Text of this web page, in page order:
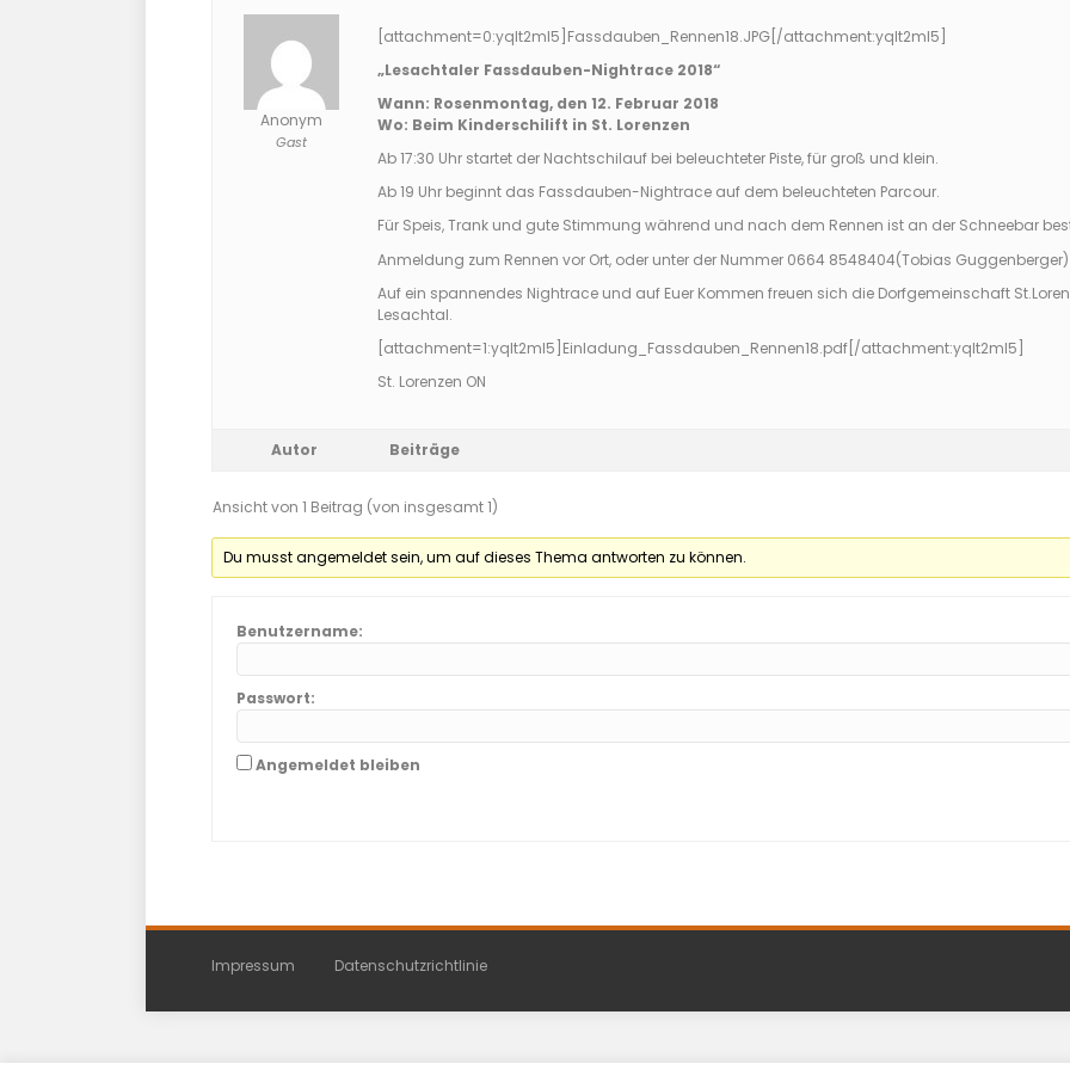
Anonym
Gast
[attachment=0:yqlt2ml5] Fassdauben_Rennen18.JPG [/attachment:yqlt2ml5]
„Lesachtaler Fassdauben-Nightrace 2018“
Wann: Rosenmontag, den 12. Februar 2018
Wo: Beim Kinderschilift in St. Lorenzen
Ab 17:30 Uhr startet der Nachtschilauf bei beleuchteter Piste, für groß und klein.
Ab 19 Uhr beginnt das Fassdauben-Nightrace auf dem beleuchteten Parcour.
Für Speis, Trank und gute Stimmung während und nach dem Rennen ist an der Schneebar
Anmeldung zum Rennen vor Ort, oder unter der Nummer 0664 8548404(Tobias Guggenberger)
Auf ein spannendes Nightrace und auf Euer Kommen freuen sich die Dorfgemeinschaft
Lesachtal.
[attachment=1:yqlt2ml5] Einladung_Fassdauben_Rennen18.pdf [/attachment:yqlt2ml5]
St. Lorenzen ON
Autor Beiträge
Ansicht von 1 Beitrag (von insgesamt 1)
Du musst angemeldet sein, um auf dieses Thema antworten zu können.
Benutzername:
Passwort:
Angemeldet bleiben
Impressum Datenschutzrichtlinie